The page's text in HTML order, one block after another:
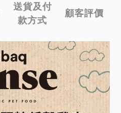
送貨及付
款方式
顧客評價